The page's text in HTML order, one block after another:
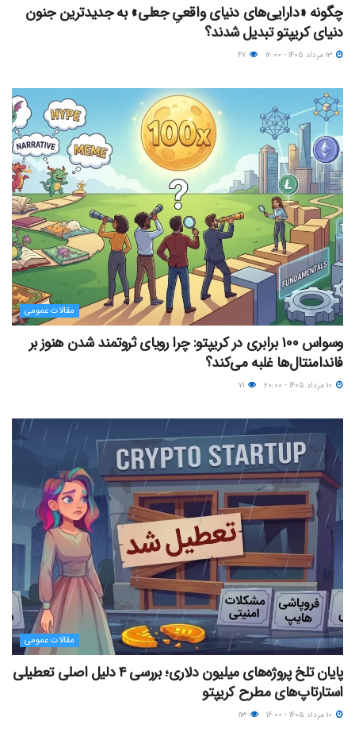
چگونه «دارایی‌های دنیای واقعیِ جعلی» به جدیدترین جنون
دنیای کریپتو تبدیل شدند؟
مقالات عمومی
وسواس ۱۰۰ برابری در کریپتو: چرا رویای ثروتمند شدن هنوز بر
فاندامنتال‌ها غلبه می‌کند؟
مقالات عمومی
پایان تلخ پروژه‌های میلیون دلاری؛ بررسی ۴ دلیل اصلی تعطیلی
استارتاپ‌های مطرح کریپتو